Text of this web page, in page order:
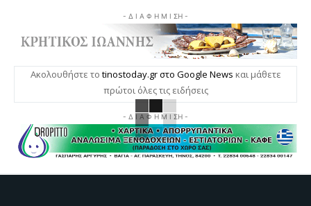
- Δ Ι Α Φ Η Μ Ι ΣΗ -
Ακολουθήστε το tinostoday.gr στο Google News και μάθετε
πρώτοι όλες τις ειδήσεις
- Δ Ι Α Φ Η Μ Ι ΣΗ -